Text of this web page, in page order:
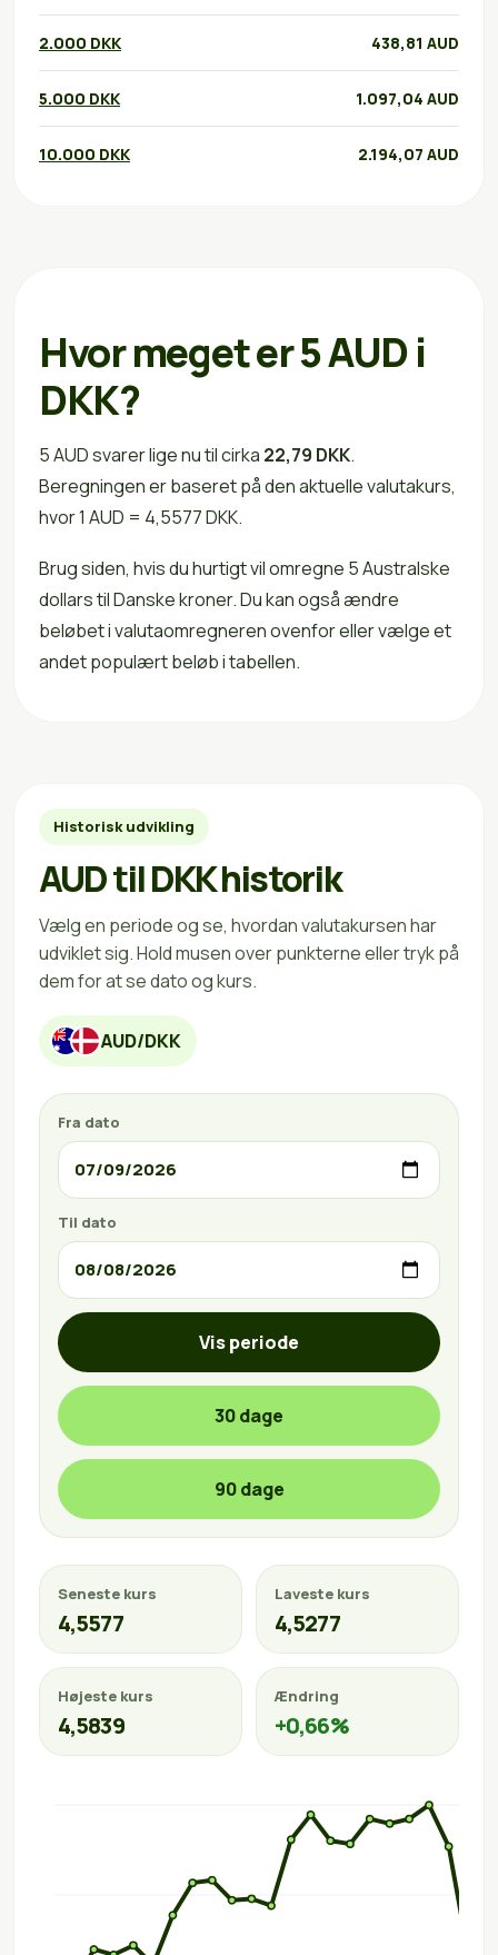
2.000 DKK 438,81 AUD
5.000 DKK 1.097,04 AUD
10.000 DKK 2.194,07 AUD
Hvor meget er 5 AUD i
DKK?
5 AUD svarer lige nu til cirka 22,79 DKK.
Beregningen er baseret på den aktuelle valutakurs,
hvor 1 AUD = 4,5577 DKK.
Brug siden, hvis du hurtigt vil omregne 5 Australske
dollars til Danske kroner. Du kan også ændre
beløbet i valutaomregneren ovenfor eller vælge et
andet populært beløb i tabellen.
Historisk udvikling
AUD til DKK historik
Vælg en periode og se, hvordan valutakursen har
udviklet sig. Hold musen over punkterne eller tryk på
dem for at se dato og kurs.
AUD/DKK
Fra dato
Til dato
Vis periode
30 dage
90 dage
Seneste kurs
4,5577
Laveste kurs
4,5277
Højeste kurs
4,5839
Ændring
+0,66%